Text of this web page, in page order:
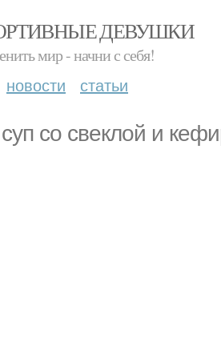
ДЕВУШКИ
мир - начни с себя!
новости статьи
со свеклой и